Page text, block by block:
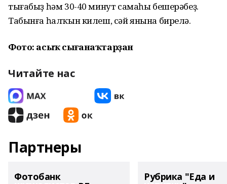
тығабыҙ һәм 30-40 минут самаһы бешерәбеҙ.
Табынға һалҡын килеш, сәй янына бирелә.
Фото: асыҡ сығанаҡтарҙан
Читайте нас
Партнеры
Фотобанк Рубрика "Еда и